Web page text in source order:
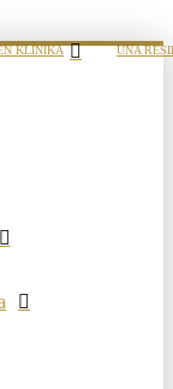
KLINIKA UNA